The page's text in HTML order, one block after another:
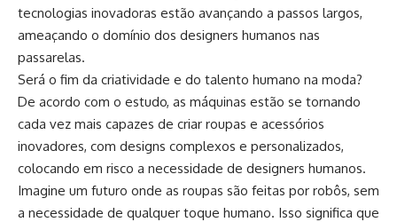
tecnologias inovadoras estão avançando a passos largos,
ameaçando o domínio dos designers humanos nas
passarelas.
Será o fim da criatividade e do talento humano na moda?
De acordo com o estudo, as máquinas estão se tornando
cada vez mais capazes de criar roupas e acessórios
inovadores, com designs complexos e personalizados,
colocando em risco a necessidade de designers humanos.
Imagine um futuro onde as roupas são feitas por robôs, sem
a necessidade de qualquer toque humano. Isso significa que